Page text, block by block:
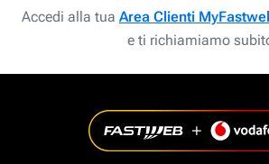
Accedi alla tua Area Clienti
e ti richiamiamo